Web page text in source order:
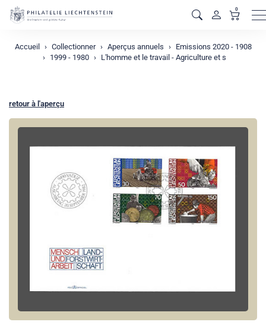
0
Accueil Collectionner Aperçus annuels
Emissions 2020 - 1908
1999 - 1980
L'homme et le travail - Agriculture et s
retour à l'aperçu